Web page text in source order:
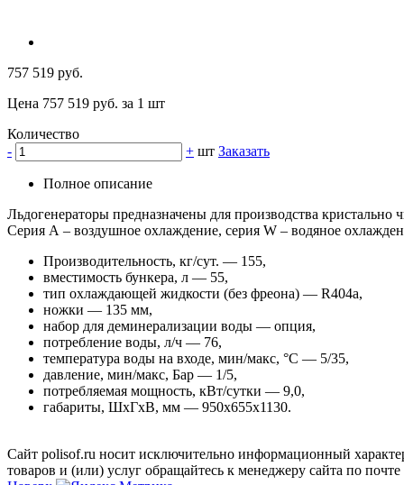
757 519 руб.
Цена 757 519 руб. за 1 шт
Количество
-
+ шт Заказать
Полное описание
Льдогенераторы предназначены для производства
Серия А – воздушное охлаждение, серия W – водяное
Производительность, кг/сут. — 155,
вместимость бункера, л — 55,
тип охлаждающей жидкости (без фреона) — R404a,
ножки — 135 мм,
набор для деминерализации воды — опция,
потребление воды, л/ч — 76,
температура воды на входе, мин/макс, °С — 5/35,
давление, мин/макс, Бар — 1/5,
потребляемая мощность, кВт/сутки — 9,0,
габариты, ШхГхВ, мм — 950х655х1130.
Сайт polisof.ru носит исключительно информационный
товаров и (или) услуг обращайтесь к менеджеру сайта по